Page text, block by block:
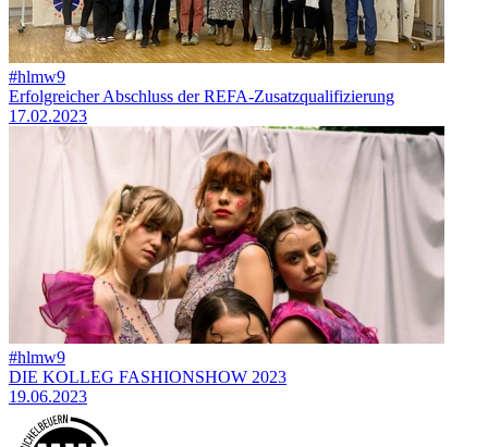
#hlmw9
Erfolgreicher Abschluss der REFA-Zusatzqualifizierung
17.02.2023
#hlmw9
DIE KOLLEG FASHIONSHOW 2023
19.06.2023